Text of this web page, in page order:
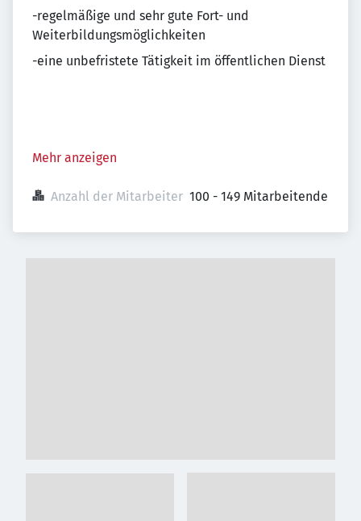
-regelmäßige und sehr gute Fort- und
Weiterbildungsmöglichkeiten
-eine unbefristete Tätigkeit im öffentlichen Dienst
Mehr anzeigen
Anzahl der Mitarbeiter 100 - 149 Mitarbeitende